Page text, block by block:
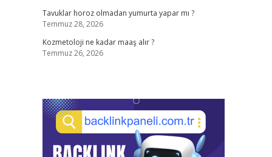
Tavuklar horoz olmadan yumurta yapar mı ?
Temmuz 28, 2026
Kozmetoloji ne kadar maaş alır ?
Temmuz 26, 2026